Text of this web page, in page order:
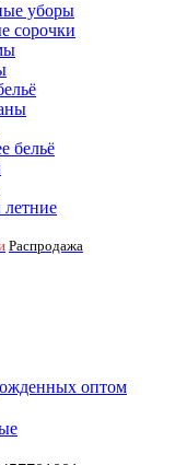
уборы
сорочки
бельё
Распродажа
оптом